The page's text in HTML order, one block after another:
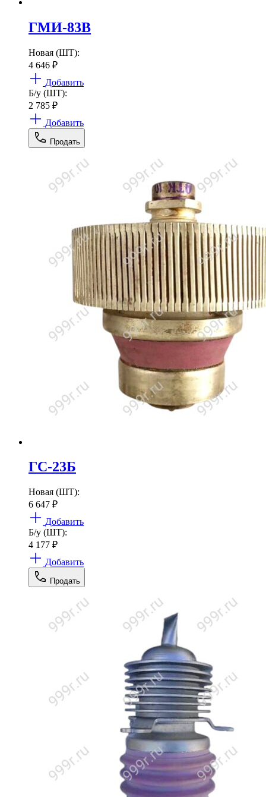
ГМИ-83В
Новая (ШТ):
4 646 ₽
Добавить
Б/у (ШТ):
2 785 ₽
Добавить
Продать
ГС-23Б
Новая (ШТ):
6 647 ₽
Добавить
Б/у (ШТ):
4 177 ₽
Добавить
Продать